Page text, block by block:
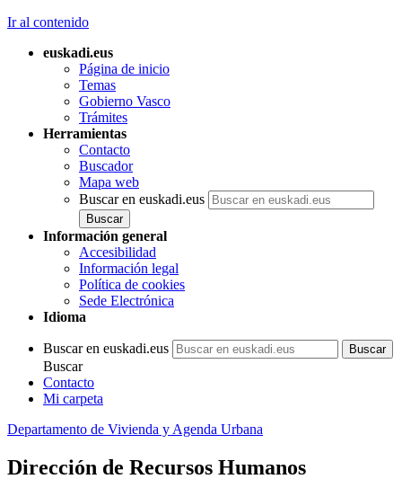
Ir al contenido
euskadi.eus
Página de inicio
Temas
Gobierno Vasco
Trámites
Herramientas
Contacto
Buscador
Mapa web
Buscar en euskadi.eus
Información general
Accesibilidad
Información legal
Política de cookies
Sede Electrónica
Idioma
Buscar en euskadi.eus
Buscar
Contacto
Mi carpeta
Departamento de Vivienda y Agenda Urbana
Dirección de Recursos Humanos